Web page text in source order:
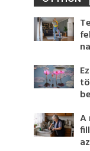
A